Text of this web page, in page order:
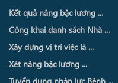
Kết quả nâng bậc lương ...
Công khai danh sách Nhà ...
Xây dựng vị trí việc là ...
Xét nâng bậc lương ...